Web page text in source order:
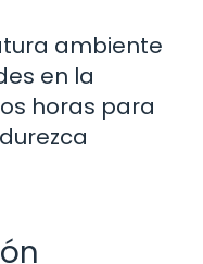
ambiente
en la
horas para